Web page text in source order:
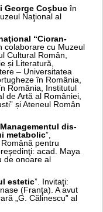
George Coşbucîn
Naţional al
“Cioran-
colaborare cu Muzeul
Cultural Român,
și Literatură,
– Universitatea
în România,
România, Institutul
de Artă al României,
și Ateneul Român
dis-
metabolic”,
pentru
acad. Maya
de onoare al
estetic”. Invitaţi:
(Franţa). A avut
„G. Călinescu” al